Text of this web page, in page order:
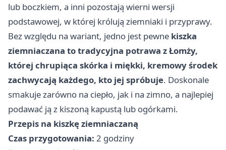
lub boczkiem, a inni pozostają wierni wersji
podstawowej, w której królują ziemniaki i przyprawy.
Bez względu na wariant, jedno jest pewne kiszka
ziemniaczana to tradycyjna potrawa z Łomży,
której chrupiąca skórka i miękki, kremowy środek
zachwycają każdego, kto jej spróbuje. Doskonale
smakuje zarówno na ciepło, jak i na zimno, a najlepiej
podawać ją z kiszoną kapustą lub ogórkami.
Przepis na kiszkę ziemniaczaną
Czas przygotowania: 2 godziny